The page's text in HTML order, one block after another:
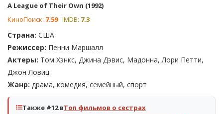
A League of Their Own (1992)
КиноПоиск: 7.59 IMDB: 7.3
Страна: США
Режиссер: Пенни Маршалл
Актеры: Том Хэнкс, Джина Дэвис, Мадонна, Лори Петти,
Джон Ловиц
Жанр: драма, комедия, семейный, спорт
Также #12 вТоп фильмов о сестрах